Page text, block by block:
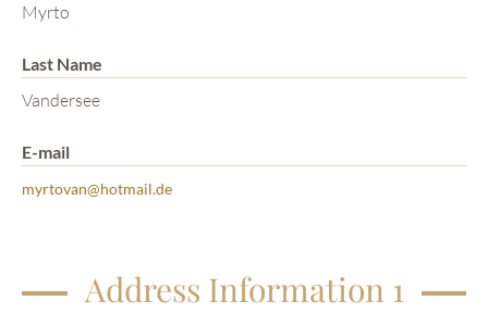
Myrto
Last Name
Vandersee
E-mail
myrtovan@hotmail.de
Address Information 1